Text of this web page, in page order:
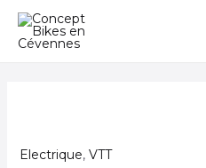
Aller
Electrique, VTT
quantité